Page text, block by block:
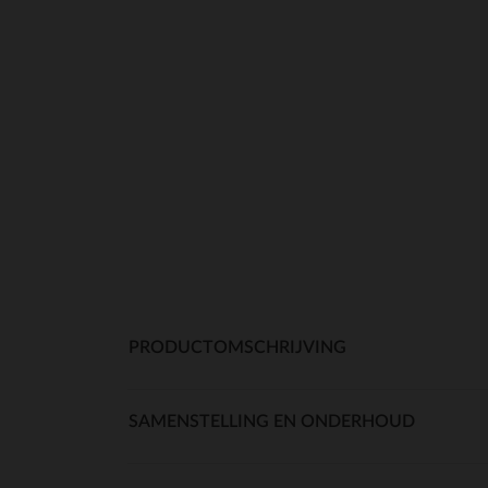
PRODUCTOMSCHRIJVING
SAMENSTELLING EN ONDERHOUD